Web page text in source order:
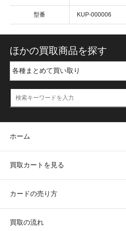
型番 KUP-000006
ほかの買取商品を探す
ホーム
買取カートを見る
カードの売り方
買取の流れ